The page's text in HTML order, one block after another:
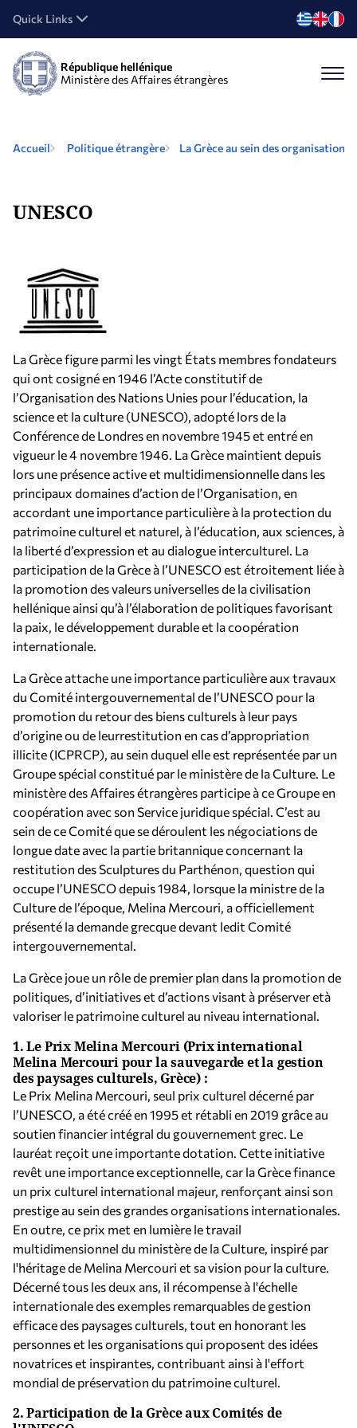
Quick Links
République hellénique
Ministère des Affaires étrangères
Accueil Politique étrangère La Grèce au sein des
UNESCO
La Grèce figure parmi les vingt États membres fondateurs
qui ont cosigné en 1946 l’Acte constitutif de
l’Organisation des Nations Unies pour l’éducation, la
science et la culture (UNESCO), adopté lors de la
Conférence de Londres en novembre 1945 et entré en
vigueur le 4 novembre 1946. La Grèce maintient depuis
lors une présence active et multidimensionnelle dans les
principaux domaines d’action de l’Organisation, en
accordant une importance particulière à la protection du
patrimoine culturel et naturel, à l’éducation, aux sciences, à
la liberté d’expression et au dialogue interculturel. La
participation de la Grèce à l’UNESCO est étroitement liée à
la promotion des valeurs universelles de la civilisation
hellénique ainsi qu’à l’élaboration de politiques favorisant
la paix, le développement durable et la coopération
internationale.
La Grèce attache une importance particulière aux travaux
du Comité intergouvernemental de l’UNESCO pour la
promotion du retour des biens culturels à leur pays
d’origine ou de leurrestitution en cas d’appropriation
illicite (ICPRCP), au sein duquel elle est représentée par un
Groupe spécial constitué par le ministère de la Culture. Le
ministère des Affaires étrangères participe à ce Groupe en
coopération avec son Service juridique spécial. C’est au
sein de ce Comité que se déroulent les négociations de
longue date avec la partie britannique concernant la
restitution des Sculptures du Parthénon, question qui
occupe l’UNESCO depuis 1984, lorsque la ministre de la
Culture de l’époque, Melina Mercouri, a officiellement
présenté la demande grecque devant ledit Comité
intergouvernemental.
La Grèce joue un rôle de premier plan dans la promotion de
politiques, d’initiatives et d’actions visant à préserver età
valoriser le patrimoine culturel au niveau international.
1.Le Prix Melina Mercouri (Prix international
Melina Mercouri pour la sauvegarde et la gestion
des paysages culturels, Grèce) :
Le Prix Melina Mercouri, seul prix culturel décerné par
l’UNESCO, a été créé en 1995 et rétabli en 2019 grâce au
soutien financier intégral du gouvernement grec. Le
lauréat reçoit une importante dotation. Cette initiative
revêt une importance exceptionnelle, car la Grèce finance
un prix culturel international majeur, renforçant ainsi son
prestige au sein des grandes organisations internationales.
En outre, ce prix met en lumière le travail
multidimensionnel du ministère de la Culture, inspiré par
l'héritage de Melina Mercouri et sa vision pour la culture.
Décerné tous les deux ans, il récompense à l'échelle
internationale des exemples remarquables de gestion
efficace des paysages culturels, tout en honorant les
personnes et les organisations qui proposent des idées
novatrices et inspirantes, contribuant ainsi à l'effort
mondial de préservation du patrimoine culturel.
2.Participation de la Grèce aux Comités de